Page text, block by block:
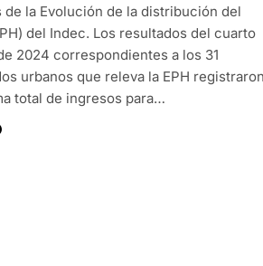
de la Evolución de la distribución del
del Indec. Los resultados del cuarto
2024 correspondientes a los 31
urbanos que releva la EPH
total de ingresos para…